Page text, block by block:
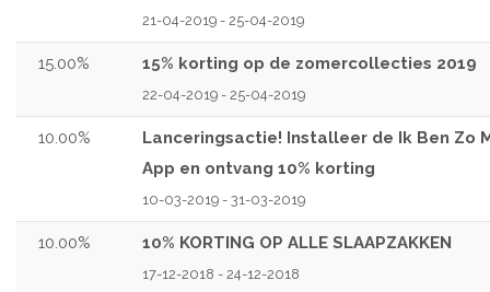
21-04-2019 - 25-04-2019
15.00% 15% korting op de zomercollecties 2019
22-04-2019 - 25-04-2019
10.00%
Lanceringsactie! Installeer de Ik Ben Zo
App en ontvang 10% korting
10-03-2019 - 31-03-2019
10.00% 10% KORTING OP ALLE SLAAPZAKKEN
17-12-2018 - 24-12-2018